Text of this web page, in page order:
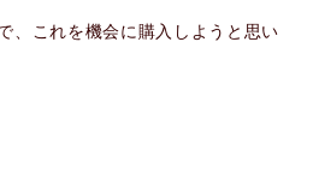
、これを機会に購入しようと思い